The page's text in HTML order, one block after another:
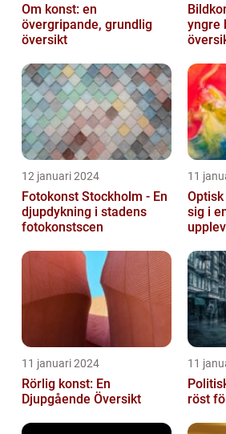
Om konst: en
övergripande, grundlig
översikt
yngre
12 januari 2024
Fotokonst Stockholm - En
djupdykning i stadens
fotokonstscen
11
sig i
11 januari 2024
Rörlig konst: En
Djupgående Översikt
11
röst